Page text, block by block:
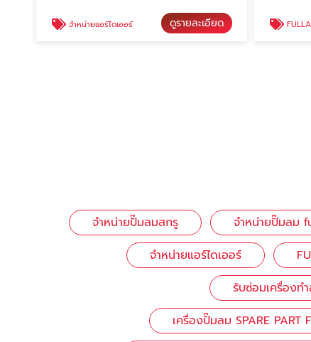
จำหน่ายแอร์ไดเออร์ ดูรายละเอียด FULLAIR
จำหน่ายปั๊มลมสกรู จำหน่ายปั๊มลม
จำหน่ายแอร์ไดเออร์
รับซ่อมเครื่องท
เครื่องปั๊มลม SPARE PART